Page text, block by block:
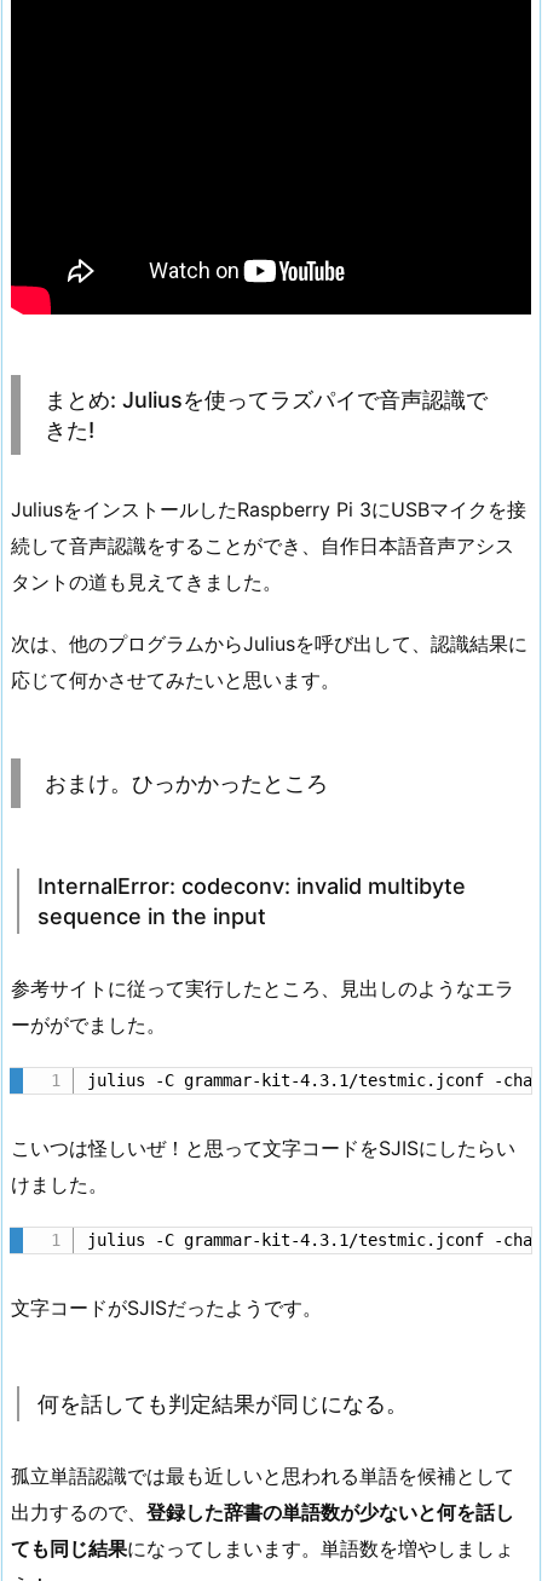
まとめ: Juliusを使ってラズパイで音声認識で
きた!
JuliusをインストールしたRaspberry Pi 3にUSBマイクを接
続して音声認識をすることができ、自作日本語音声アシス
タントの道も見えてきました。
次は、他のプログラムからJuliusを呼び出して、認識結果に
応じて何かさせてみたいと思います。
おまけ。ひっかかったところ
InternalError: codeconv: invalid multibyte
sequence in the input
参考サイトに従って実行したところ、見出しのようなエラ
ーががでました。
julius -C grammar-kit-4.3.1/testmic.jconf -
こいつは怪しいぜ！と思って文字コードをSJISにしたらい
けました。
julius -C grammar-kit-4.3.1/testmic.jconf -
文字コードがSJISだったようです。
何を話しても判定結果が同じになる。
孤立単語認識では最も近しいと思われる単語を候補として
出力するので、 登録した辞書の単語数が少ないと何を話し
ても同じ結果になってしまいます。単語数を増やしましょ